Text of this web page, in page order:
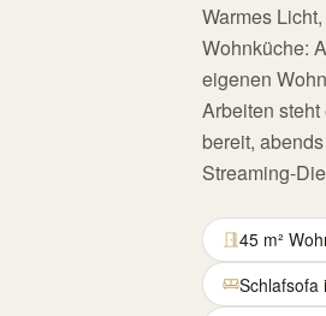
Warmes
Wohnküche:
eigenen
Arbeiten
bereit,
Streaming-
45 m²
Schlafsofa